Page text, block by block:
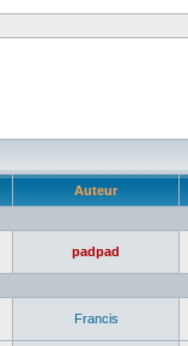
Auteur
padpad
Francis